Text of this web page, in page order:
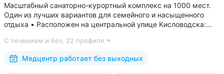
Масштабный санаторно-курортный комплекс на 1000 мест.
Один из лучших вариантов для семейного и насыщенного
отдыха • Расположен на центральной улице Кисловодска:
за 15 минут • Бесплатный трансфер до Курортного парка
и основных достопримечательностей...
С лечением и без, 22 профиля
Медцентр работает без выходных